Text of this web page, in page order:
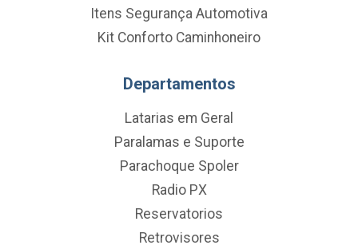
Itens Segurança Automotiva
Kit Conforto Caminhoneiro
Departamentos
Latarias em Geral
Paralamas e Suporte
Parachoque Spoler
Radio PX
Reservatorios
Retrovisores